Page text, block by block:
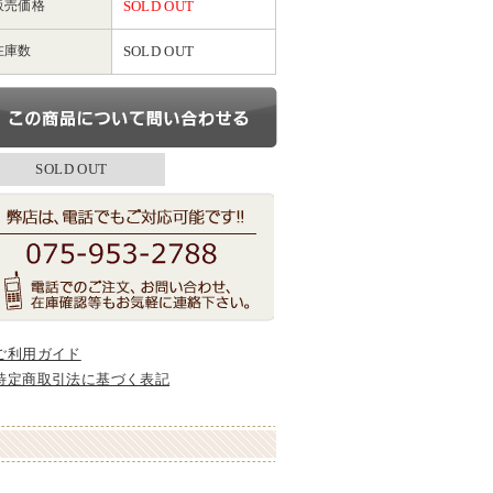
売価格 SOLD OUT
庫数 SOLD OUT
SOLD OUT
用ガイド
商取引法に基づく表記